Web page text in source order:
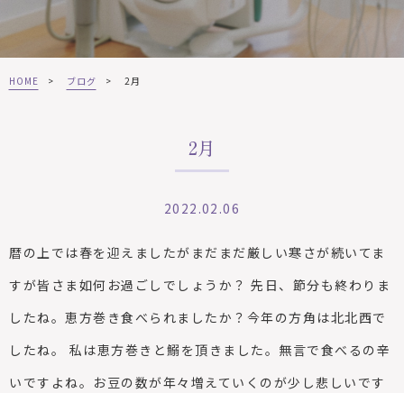
HOME > ブログ > 2月
2月
2022.02.06
暦の上では春を迎えましたがまだまだ厳しい寒さが続いてま
すが皆さま如何お過ごしでしょうか？ 先日、節分も終わりま
したね。恵方巻き食べられましたか？今年の方角は北北西で
したね。
私は恵方巻きと鰯を頂きました。無言で食べるの辛
いですよね。お豆の数が年々増えていくのが少し悲しいです